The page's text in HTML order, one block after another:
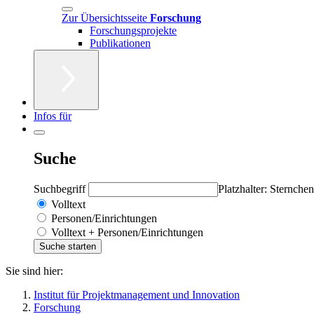
Zur Übersichtsseite Forschung
Forschungsprojekte
Publikationen
Infos für
Suche
Suchbegriff
Platzhalter:
Volltext
Personen/Einrichtungen
Volltext + Personen/Einrichtungen
Sie sind hier:
Institut für Projektmanagement und Innovation
Forschung